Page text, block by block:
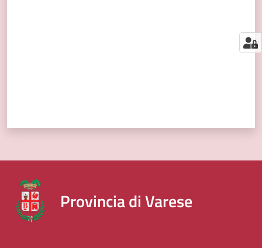
Provincia di Varese